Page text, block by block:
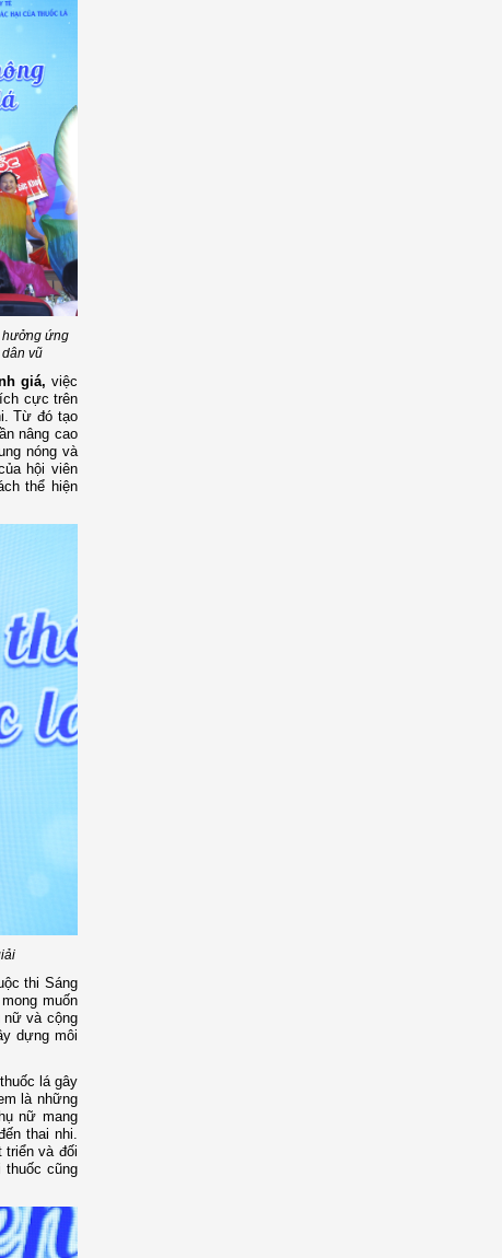
hưởng ứng
vũ
giá, việc
cực trên
Từ đó tạo
nâng cao
nóng và
hội viên
thể hiện
thi Sáng
muốn
nữ và cộng
dựng môi
lá gây
là những
nữ mang
thai nhi.
triển và đối
cũng